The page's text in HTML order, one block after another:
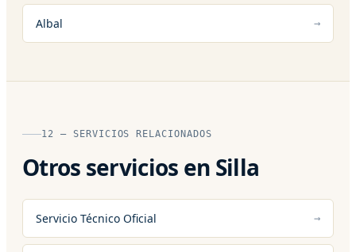
Albal
12 — SERVICIOS RELACIONADOS
Otros servicios en Silla
Servicio Técnico Oficial